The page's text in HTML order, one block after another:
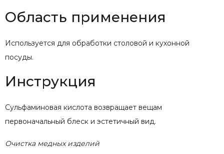
Область применения
Используется для обработки столовой и кухонной
посуды.
Инструкция
Сульфаминовая кислота возвращает вещам
первоначальный блеск и эстетичный вид.
Очистка медных изделий